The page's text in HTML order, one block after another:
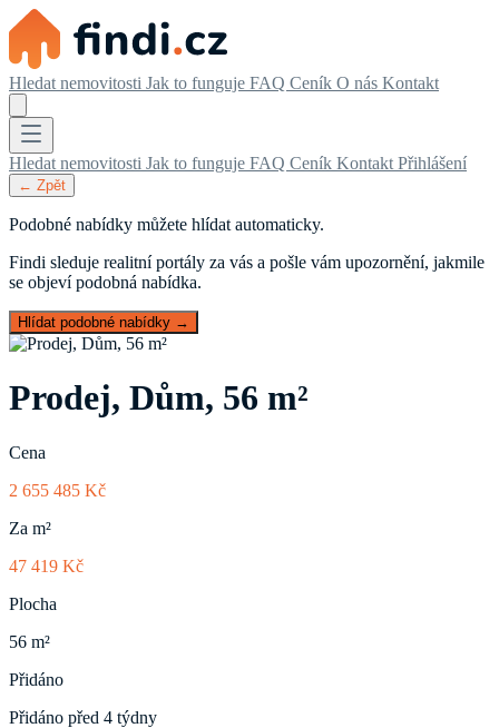
Hledat nemovitosti Jak to funguje FAQ Ceník O nás Kontakt
Hledat nemovitosti Jak to funguje FAQ Ceník Kontakt Přihlášení
← Zpět
Podobné nabídky můžete hlídat automaticky.
Findi sleduje realitní portály za vás a pošle vám upozornění, jakmile
se objeví podobná nabídka.
Hlídat podobné nabídky →
Prodej, Dům, 56 m²
Cena
2 655 485 Kč
Za m²
47 419 Kč
Plocha
56 m²
Přidáno
Přidáno před 4 týdny